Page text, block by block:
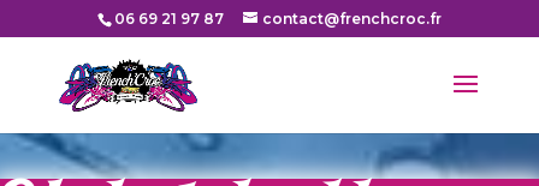
06 69 21 97 87 contact@frenchcroc.fr